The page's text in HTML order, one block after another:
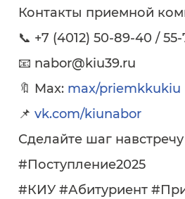
Контакты приемной
📞 +7 (4012) 50-89-40 /
📧 nabor@kiu39.ru
🔖 Max: max/priemkkukiu
📌 vk.com/kiunabor
Сделайте шаг
#Поступление2025
#КИУ #Абитуриент